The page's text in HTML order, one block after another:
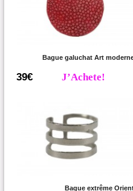
Bague galuchat Art
39€ J’Achete!
Bague extrême